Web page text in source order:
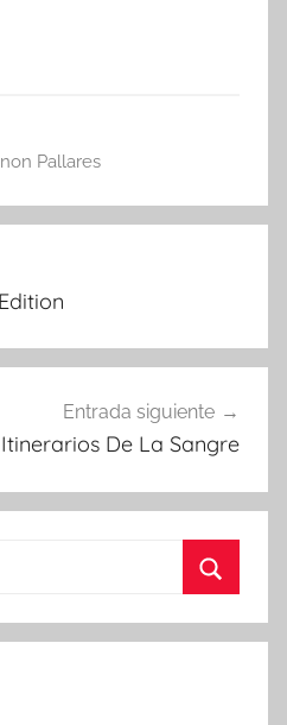
Pallares
Entrada siguiente
Itinerarios De La Sangre